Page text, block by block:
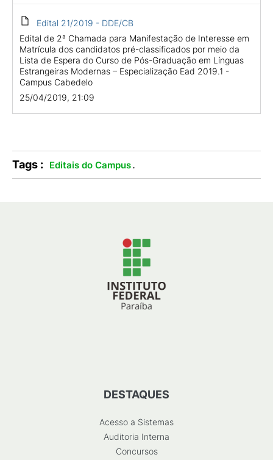
Edital 21/2019 - DDE/CB
Edital de 2ª Chamada para Manifestação de Interesse em
Matrícula dos candidatos pré-classificados por meio da
Lista de Espera do Curso de Pós-Graduação em Línguas
Estrangeiras Modernas – Especialização Ead 2019.1 -
Campus Cabedelo
25/04/2019, 21:09
Tags : Editais do Campus.
DESTAQUES
Acesso a Sistemas
Auditoria Interna
Concursos